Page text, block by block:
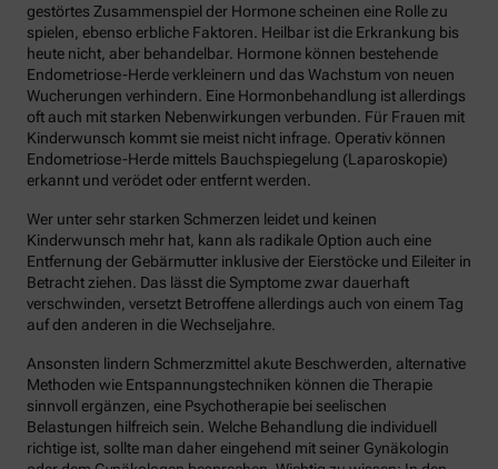
gestörtes Zusammenspiel der Hormone scheinen eine Rolle zu
spielen, ebenso erbliche Faktoren. Heilbar ist die Erkrankung bis
heute nicht, aber behandelbar. Hormone können bestehende
Endometriose-Herde verkleinern und das Wachstum von neuen
Wucherungen verhindern. Eine Hormonbehandlung ist allerdings
oft auch mit starken Nebenwirkungen verbunden. Für Frauen mit
Kinderwunsch kommt sie meist nicht infrage. Operativ können
Endometriose-Herde mittels Bauchspiegelung (Laparoskopie)
erkannt und verödet oder entfernt werden.
Wer unter sehr starken Schmerzen leidet und keinen
Kinderwunsch mehr hat, kann als radikale Option auch eine
Entfernung der Gebärmutter inklusive der Eierstöcke und Eileiter in
Betracht ziehen. Das lässt die Symptome zwar dauerhaft
verschwinden, versetzt Betroffene allerdings auch von einem Tag
auf den anderen in die Wechseljahre.
Ansonsten lindern Schmerzmittel akute Beschwerden, alternative
Methoden wie Entspannungstechniken können die Therapie
sinnvoll ergänzen, eine Psychotherapie bei seelischen
Belastungen hilfreich sein. Welche Behandlung die individuell
richtige ist, sollte man daher eingehend mit seiner Gynäkologin